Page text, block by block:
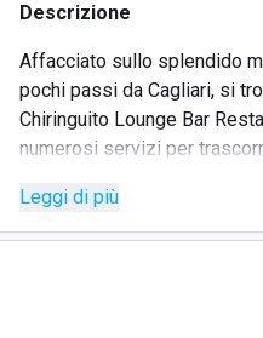
Descrizione
Affacciato sullo splendido
pochi passi da Cagliari, si
Chiringuito Lounge Bar
numerosi servizi per
convenienti.
Leggi di più